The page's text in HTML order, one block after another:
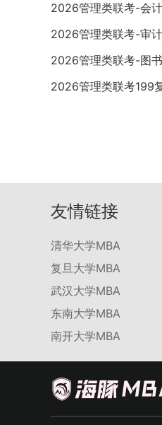
2026管理类联考-会
2026管理类联考-审
2026管理类联考-图
2026管理类联考199
友情链接
清华大学MBA
复旦大学MBA
武汉大学MBA
东南大学MBA
南开大学MBA